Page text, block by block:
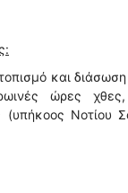
και
ώρες
(υπήκοος Νοτίου